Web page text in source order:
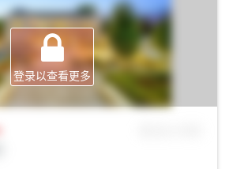
登录以查看更多